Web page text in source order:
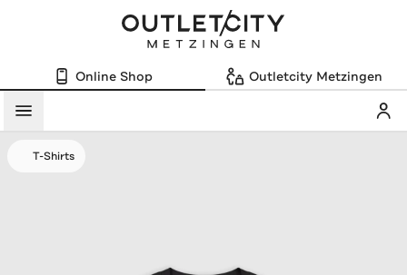
Online Shop Outletcity Metzingen
Menü
T-Shirts